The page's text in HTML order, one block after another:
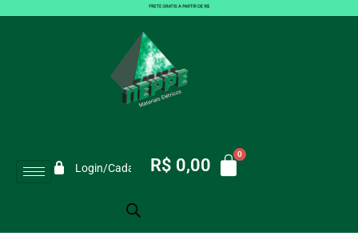
Login/CadastroR$ 0,00